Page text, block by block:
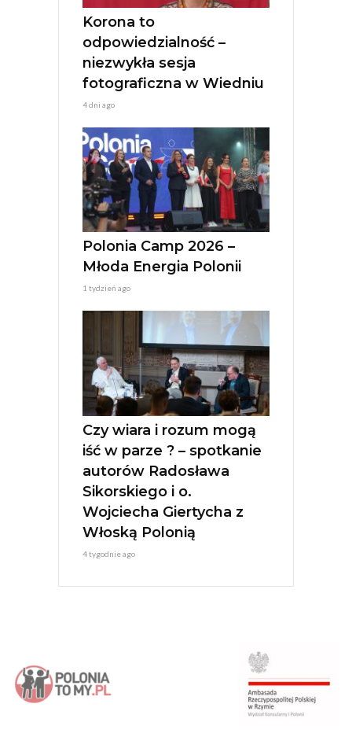
Korona to
odpowiedzialność –
niezwykła sesja
fotograficzna w Wiedniu
4 dni ago
Polonia Camp 2026 –
Młoda Energia Polonii
1 tydzień ago
Czy wiara i rozum mogą
iść w parze ? – spotkanie
autorów Radosława
Sikorskiego i o.
Wojciecha Giertycha z
Włoską Polonią
4 tygodnie ago